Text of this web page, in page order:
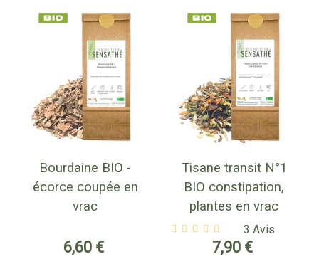
Bourdaine BIO -
écorce coupée en
vrac
6,60 €
Tisane transit N°1
BIO constipation,
plantes en vrac
3 Avis
7,90 €